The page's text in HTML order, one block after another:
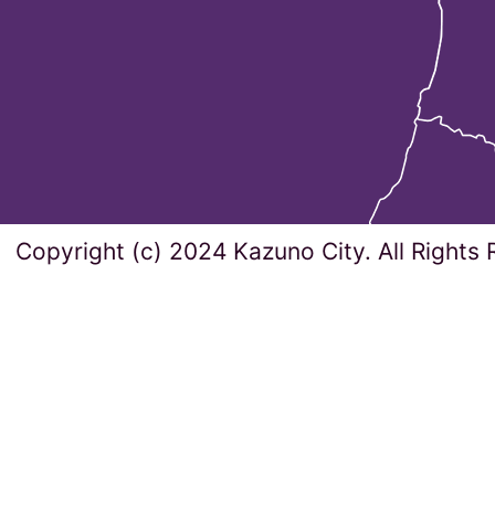
Copyright (c) 2024 Kazuno City. All Rights